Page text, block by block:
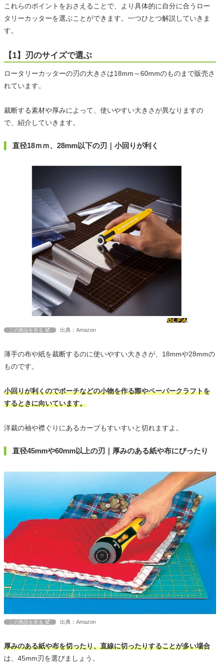
これらのポイントをおさえることで、より具体的に自分に合うロー
タリーカッターを選ぶことができます。一つひとつ解説していきま
す。
【1】刃のサイズで選ぶ
ロータリーカッターの刃の大きさは18mm～60mmのものまで販売さ
れています。
裁断する素材や厚みによって、使いやすい大きさが異なりますの
で、紹介していきます。
直径18ｍｍ、28mm以下の刃｜小回りが利く
この商品を見る 出典：Amazon
薄手の布や紙を裁断するのに使いやすい大きさが、18mmや28mmの
ものです。
小回りが利くのでポーチなどの小物を作る際やペーパークラフトを
するときに向いています。
洋裁の袖や襟ぐりにあるカーブもすいすいと切れますよ。
直径45mmや60mm以上の刃｜厚みのある紙や布にぴったり
この商品を見る 出典：Amazon
厚みのある紙や布を切ったり、直線に切ったりすることが多い場合
は、45mm刃を選びましょう。